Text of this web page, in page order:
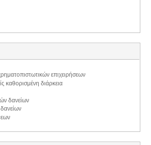
επιχειρήσεων
καθορισμένη διάρκεια
δανείων